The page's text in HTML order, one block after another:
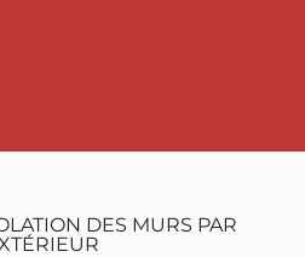
DES MURS PAR